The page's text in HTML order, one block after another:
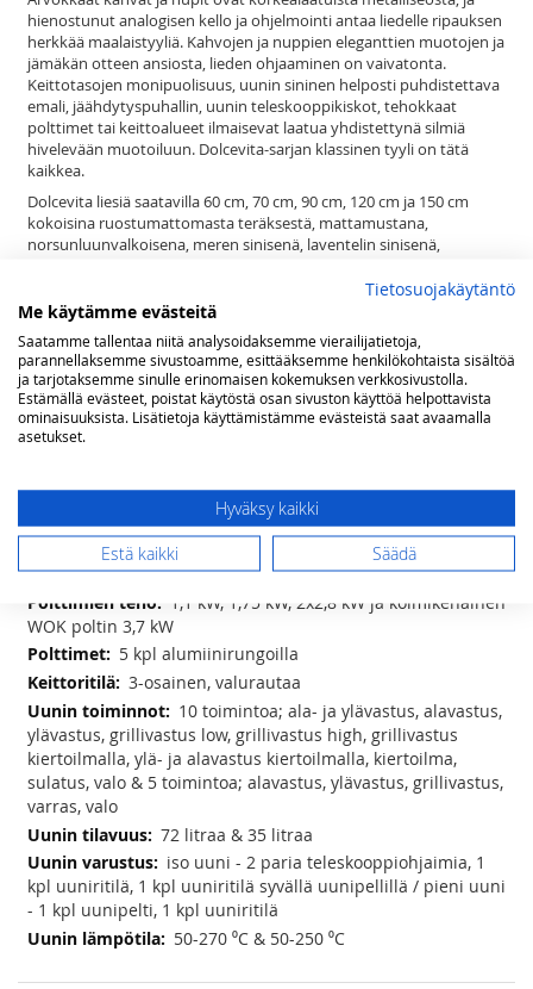
hienostunut analogisen kello ja ohjelmointi antaa liedelle ripauksen
herkkää maalaistyyliä. Kahvojen ja nuppien eleganttien muotojen ja
jämäkän otteen ansiosta, lieden ohjaaminen on vaivatonta.
Keittotasojen monipuolisuus, uunin sininen helposti puhdistettava
emali, jäähdytyspuhallin, uunin teleskooppikiskot, tehokkaat
polttimet tai keittoalueet ilmaisevat laatua yhdistettynä silmiä
hivelevään muotoiluun. Dolcevita-sarjan klassinen tyyli on tätä
kaikkea.
Dolcevita liesiä saatavilla 60 cm, 70 cm, 90 cm, 120 cm ja 150 cm
kokoisina ruostumattomasta teräksestä, mattamustana,
norsunluunvalkoisena, meren sinisenä, laventelin sinisenä,
Lofran Dolcevita sarja kattaa satoja tuotteita tyyliteltyyn keittiöön.
Pelkästään liesiä on nykyisin jo yli 200 mallia. Lisäksi sarjasta löytyy
sävy sävyyn esimerkiksi liesituulettimet, builtin ja range top
keittimet, jääkaapit, pakastimet, mikroaaltouunit, combi uunit,
viinikaapit, lämpölaatikot, tiskikoneet, kahvinkeittimet, ruuan
viilentimet, taustalevyt sekä keittiön pienkoneet runsaine
mahdollisuuksineen.
Lisätietoja
Lisätietoja(lxsxk) 90x60x85(-90,5) cm
1,1 kW, 1,75 kW, 2x2,8 kW ja kolmikehäinen
WOK poltin 3,7 kW
5 kpl alumiinirungoilla
3-osainen, valurautaa
10 toimintoa; ala- ja ylävastus, alavastus,
ylävastus, grillivastus low, grillivastus high, grillivastus
kiertoilmalla, ylä- ja alavastus kiertoilmalla, kiertoilma,
sulatus, valo & 5 toimintoa; alavastus, ylävastus, grillivastus,
varras, valo
72 litraa & 35 litraa
iso uuni - 2 paria teleskooppiohjaimia, 1
kpl uuniritilä, 1 kpl uuniritilä syvällä uunipellillä / pieni uuni
- 1 kpl uunipelti, 1 kpl uuniritilä
50-270 ⁰C & 50-250 ⁰C
Tietosuojakäytäntö
Me käytämme evästeitä
Saatamme tallentaa niitä analysoidaksemme vierailijatietoja,
parannellaksemme sivustoamme, esittääksemme henkilökohtaista sisältöä
ja tarjotaksemme sinulle erinomaisen kokemuksen verkkosivustolla.
Estämällä evästeet, poistat käytöstä osan sivuston käyttöä helpottavista
ominaisuuksista. Lisätietoja käyttämistämme evästeistä saat avaamalla
asetukset.
Hyväksy kaikki
Estä kaikki Säädä